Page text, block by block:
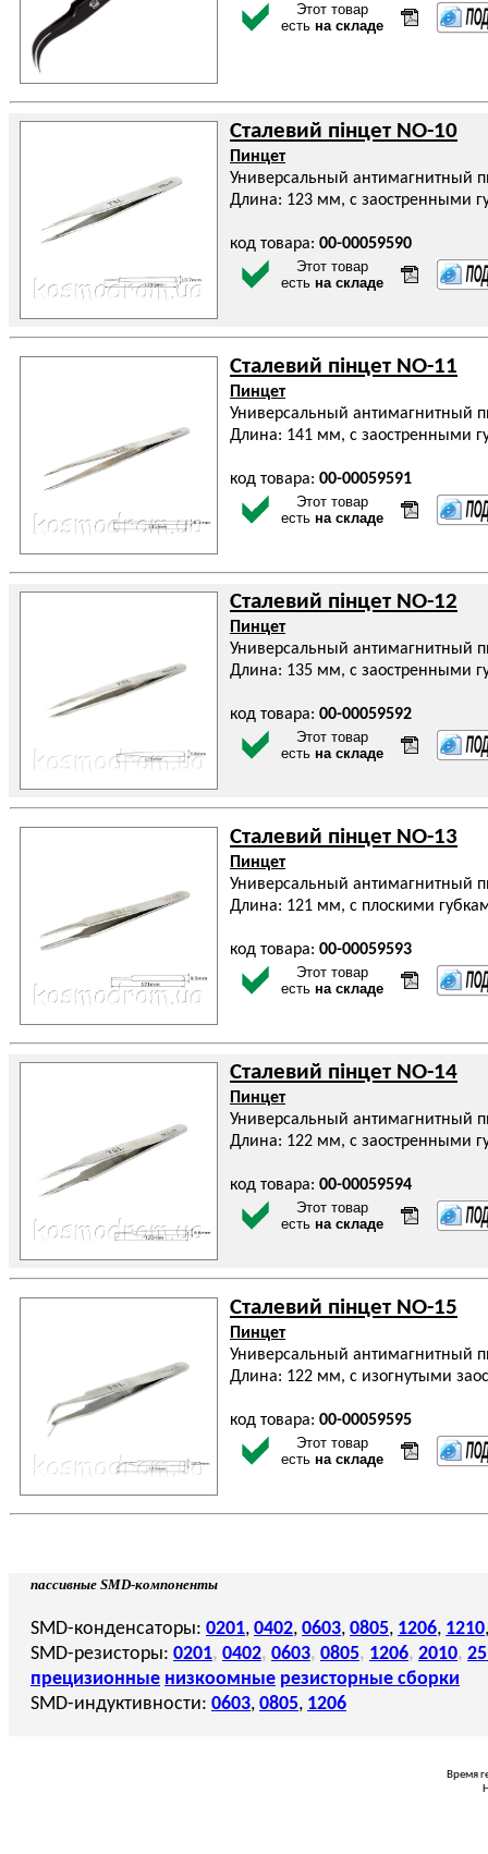
Этот товар
есть на складе
Сталевий пінцет NO-10
Пинцет
Универсальный антимагнитный
Длина: 123 мм, с заостренными
код товара: 00-00059590
Этот товар
есть на складе
Сталевий пінцет NO-11
Пинцет
Универсальный антимагнитный
Длина: 141 мм, с заостренными
код товара: 00-00059591
Этот товар
есть на складе
Сталевий пінцет NO-12
Пинцет
Универсальный антимагнитный
Длина: 135 мм, с заостренными
код товара: 00-00059592
Этот товар
есть на складе
Сталевий пінцет NO-13
Пинцет
Универсальный антимагнитный
Длина: 121 мм, с плоскими
код товара: 00-00059593
Этот товар
есть на складе
Сталевий пінцет NO-14
Пинцет
Универсальный антимагнитный
Длина: 122 мм, с заостренными
код товара: 00-00059594
Этот товар
есть на складе
Сталевий пінцет NO-15
Пинцет
Универсальный антимагнитный
Длина: 122 мм, с изогнутыми
код товара: 00-00059595
Этот товар
есть на складе
пассивные SMD-компоненты
SMD-конденсаторы: 0201, 0402, 0603, 0805, 1206, 1210,
SMD-резисторы: 0201, 0402, 0603, 0805, 1206, 2010,
прецизионные низкоомные резисторные сборки
SMD-индуктивности: 0603, 0805, 1206
Время